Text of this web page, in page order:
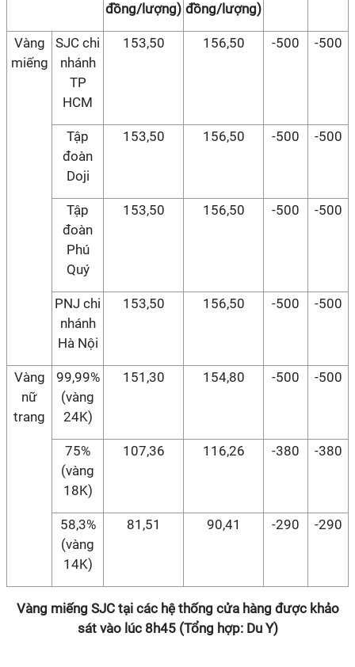
đồng/lượng) đồng/lượng)
Vàng
miếng
SJC chi
nhánh
TP
HCM
153,50 156,50 -500 -500
Tập
đoàn
Doji
153,50 156,50 -500 -500
Tập
đoàn
Phú
Quý
153,50 156,50 -500 -500
PNJ chi
nhánh
Hà Nội
153,50 156,50 -500 -500
Vàng
nữ
trang
99,99%
(vàng
24K)
151,30 154,80 -500 -500
75%
(vàng
18K)
107,36 116,26 -380 -380
58,3%
(vàng
14K)
81,51 90,41 -290 -290
Vàng miếng SJC tại các hệ thống cửa hàng được khảo
sát vào lúc 8h45 (Tổng hợp: Du Y)